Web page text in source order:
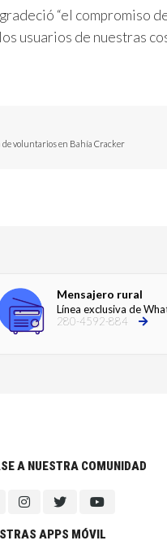
“el compromiso
usuarios de nuestras
de voluntarios en Bahía Cracker
Mensajero rural
Línea exclusiva de
280-4592-884
A NUESTRA COMUNIDAD
APPS MÓVIL